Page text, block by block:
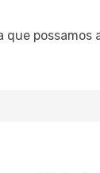
que possamos